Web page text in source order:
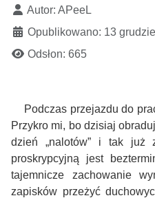
Autor: APeeL
Opublikowano: 13
Odsłon: 665
Podczas przejazdu do
Przykro mi, bo dzisiaj
dzień „nalotów” i tak już
proskrypcyjną jest
tajemnicze zachowanie
zapisków przeżyć